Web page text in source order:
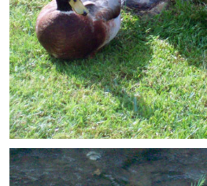
L'équipe municipale
Le personnel municipal
Les moyens financiers
Note de synthèse financière
Rapport d'orientation budgétaire
Actions et projets